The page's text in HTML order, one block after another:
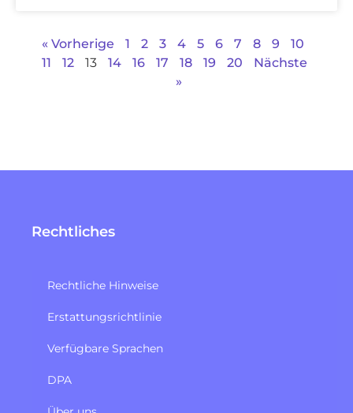
« Vorherige 1 2 3 4 5 6 7 8 9
10
11
12 13 14 16 17 18 19 20
Nächste
»
Rechtliches
Rechtliche Hinweise
Erstattungsrichtlinie​
Verfügbare Sprachen
DPA